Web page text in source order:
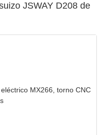
JSWAY D208 de